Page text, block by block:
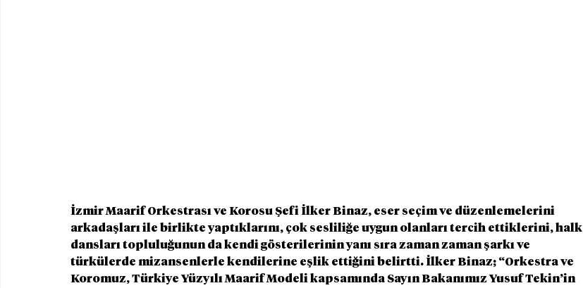
İzmir Maarif Orkestrası ve Korosu Şefi İlker Binaz, eser seçim ve düzenlemelerini
arkadaşları ile birlikte yaptıklarını, çok sesliliğe uygun olanları tercih ettiklerini, halk
dansları topluluğunun da kendi gösterilerinin yanı sıra zaman zaman şarkı ve
türkülerde mizansenlerle kendilerine eşlik ettiğini belirtti. İlker Binaz; “Orkestra ve
Koromuz, Türkiye Yüzyılı Maarif Modeli kapsamında Sayın Bakanımız Yusuf Tekin’in